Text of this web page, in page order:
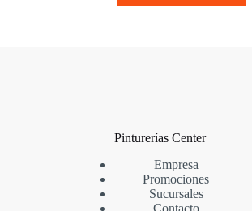
Pinturerías Center
Empresa
Promociones
Sucursales
Contacto